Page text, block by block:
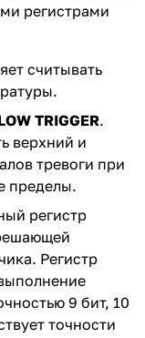
регистрами
считывать
TRIGGER.
верхний и
тревоги при
пределы.
регистр
Регистр
9 бит, 10
точности